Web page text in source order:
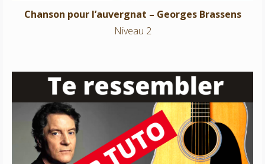
Chanson pour l’auvergnat – Georges Brassens
Niveau 2
Te ressembler – Francis Cabrel
Niveau 2